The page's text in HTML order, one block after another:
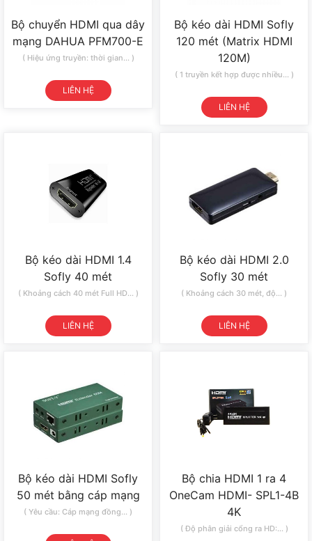
Bộ chuyển HDMI qua dây
mạng DAHUA PFM700-E
( Hiệu ứng truyền: thời gian... )
LIÊN HỆ
Bộ kéo dài HDMI Sofly
120 mét (Matrix HDMI
120M)
( 1 truyền kết hợp được nhiều... )
LIÊN HỆ
Bộ kéo dài HDMI 1.4
Sofly 40 mét
( Khoảng cách 40 mét Full HD... )
LIÊN HỆ
Bộ kéo dài HDMI 2.0
Sofly 30 mét
( Khoảng cách 30 mét, độ... )
LIÊN HỆ
Bộ kéo dài HDMI Sofly
50 mét bằng cáp mạng
( Yêu cầu: Cáp mạng đồng... )
Bộ chia HDMI 1 ra 4
OneCam HDMI- SPL1-4B
4K
( Độ phân giải cổng ra HD:... )